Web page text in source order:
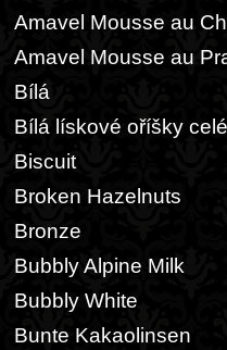
Amavel Mousse au
Amavel Mousse au
Bílá
Bílá lískové oříšky celé
Biscuit
Broken Hazelnuts
Bronze
Bubbly Alpine Milk
Bubbly White
Bunte Kakaolinsen